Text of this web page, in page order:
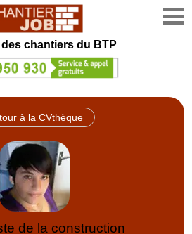
chantiers du BTP
à la CVthèque
de la construction